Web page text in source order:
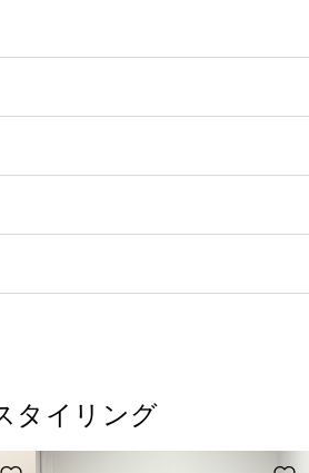
タイリング